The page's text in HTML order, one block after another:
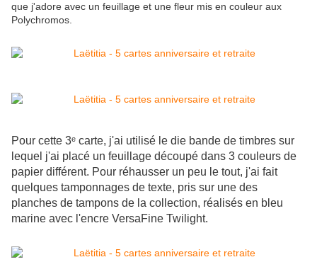
que j'adore avec un feuillage et une fleur mis en couleur aux
Polychromos.
Pour cette 3ᵉ carte, j'ai utilisé le die bande de timbres sur
lequel j'ai placé un feuillage découpé dans 3 couleurs de
papier différent. Pour réhausser un peu le tout, j'ai fait
quelques tamponnages de texte, pris sur une des
planches de tampons de la collection, réalisés en bleu
marine avec l'encre VersaFine Twilight.